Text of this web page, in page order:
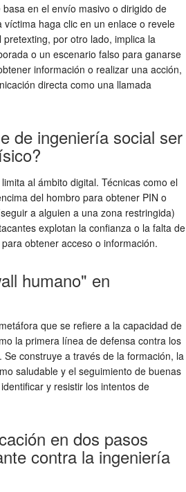
en el envío masivo o dirigido de
víctima haga clic en un enlace o revele
por otro lado, implica la
o un escenario falso para ganarse
información o realizar una acción,
directa como una llamada
de ingeniería social ser
al ámbito digital. Técnicas como el
del hombro para obtener PIN o
a alguien a una zona restringida)
explotan la confianza o la falta de
obtener acceso o información.
humano" en
que se refiere a la capacidad de
la primera línea de defensa contra los
construye a través de la formación, la
saludable y el seguimiento de buenas
y resistir los intentos de
en dos pasos
contra la ingeniería